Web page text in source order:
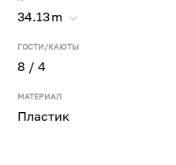
34.13m
ГОСТИ/КАЮТЫ
8 / 4
МАТЕРИАЛ
Пластик